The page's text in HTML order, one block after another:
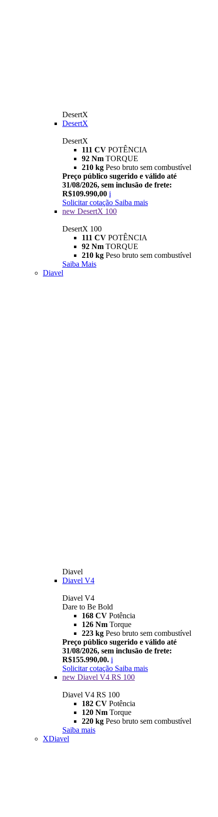
DesertX
DesertX
DesertX
111 CV POTÊNCIA
92 Nm TORQUE
210 kg Peso bruto sem combustível
Preço público sugerido e válido até
31/08/2026, sem inclusão de frete:
R$109.990,00 i
Solicitar cotação Saiba mais
new DesertX 100
DesertX 100
111 CV POTÊNCIA
92 Nm TORQUE
210 kg Peso bruto sem combustível
Saiba Mais
Diavel
Diavel
Diavel V4
Diavel V4
Dare to Be Bold
168 CV Potência
126 Nm Torque
223 kg Peso bruto sem combustível
Preço público sugerido e válido até
31/08/2026, sem inclusão de frete:
R$155.990,00. i
Solicitar cotação Saiba mais
new Diavel V4 RS 100
Diavel V4 RS 100
182 CV Potência
120 Nm Torque
220 kg Peso bruto sem combustível
Saiba mais
XDiavel